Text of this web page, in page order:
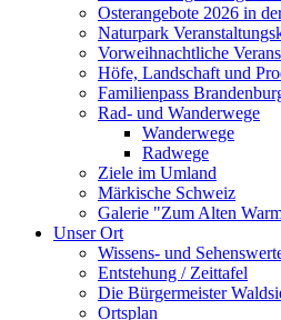
Osterangebote 2026 in
Naturpark
Vorweihnachtliche
Höfe, Landschaft und
Familienpass
Rad- und Wanderwege
Wanderwege
Radwege
Ziele im Umland
Märkische Schweiz
Galerie "Zum Alten
Unser Ort
Wissens- und
Entstehung / Zeittafel
Die Bürgermeister
Ortsplan